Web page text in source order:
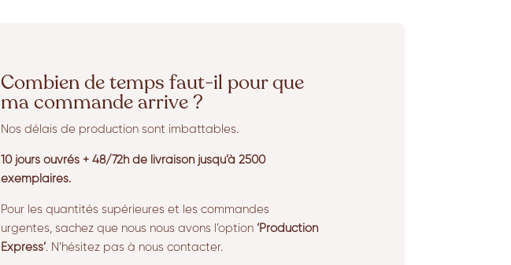
Combien de temps faut-il pour que
ma commande arrive ?
Nos délais de production sont imbattables.
10 jours ouvrés + 48/72h de livraison jusqu’à 2500
exemplaires.
Pour les quantités supérieures et les commandes
urgentes, sachez que nous nous avons l’option ‘Production
Express’. N’hésitez pas à nous contacter.